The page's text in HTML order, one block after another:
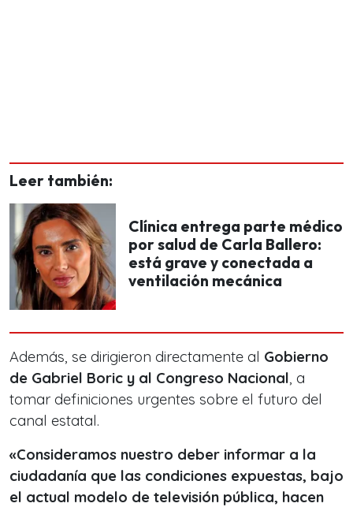
Leer también:
Clínica entrega parte médico
por salud de Carla Ballero:
está grave y conectada a
ventilación mecánica
Además, se dirigieron directamente al Gobierno
de Gabriel Boric y al Congreso Nacional, a
tomar definiciones urgentes sobre el futuro del
canal estatal.
«Consideramos nuestro deber informar a la
ciudadanía que las condiciones expuestas, bajo
el actual modelo de televisión pública, hacen